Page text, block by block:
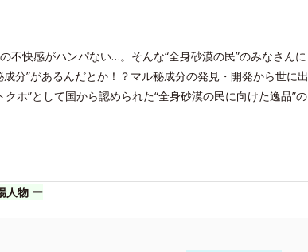
不快感がハンパない…。そんな“全身砂漠の民”のみなさんに
分”があるんだとか！？マル秘成分の発見・開発から世に出
ホ”として国から認められた“全身砂漠の民に向けた逸品”の
人物 ー